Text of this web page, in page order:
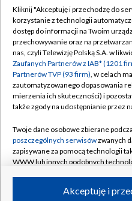
Abonament TVP
Emisja w TVP
Centrum informacji TVP
Naziemna Telewizja
Rada Programowa
System NOS
Informacje o nadawcy
Program dla prasy
Polityka
Kliknij "Akceptuję i przechodzę do
korzystanie z technologii
dostęp do informacji na Twoim
przechowywanie oraz na
nas, czyli Telewizję Polską S.A. w
Zaufanych Partnerów z IAB* (1201
Partnerów TVP (93 firm), w celach
zautomatyzowanego dopasowania
mierzenia ich skuteczności) i
także zgody na udostępnianie przez
Twoje dane osobowe zbierane
poszczególnych serwisówzwanych
zapisywane za pomocą technologii
WWW lub innych podobnych
ruchu w Internecie.Akceptuję i